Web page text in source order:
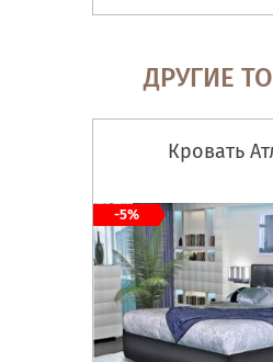
ДРУГИЕ
Кровать
-5%